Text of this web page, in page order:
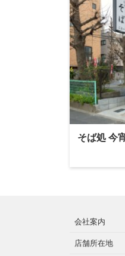
そば処 今
会社案内
店舗所在地